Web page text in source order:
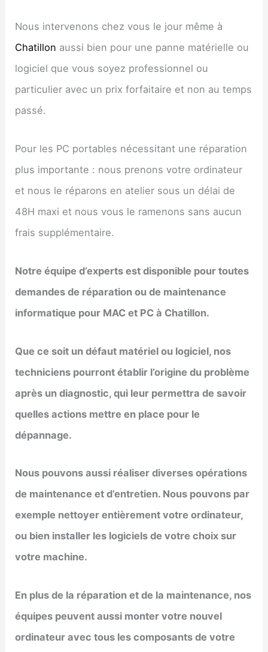
Nous intervenons chez vous le jour même à
Chatillon aussi bien pour une panne matérielle ou
logiciel que vous soyez professionnel ou
particulier avec un prix forfaitaire et non au temps
passé.
Pour les PC portables nécessitant une réparation
plus importante : nous prenons votre ordinateur
et nous le réparons en atelier sous un délai de
48H maxi et nous vous le ramenons sans aucun
frais supplémentaire.
Notre équipe d’experts est disponible pour toutes
demandes de réparation ou de maintenance
informatique pour MAC et PC à Chatillon.
Que ce soit un défaut matériel ou logiciel, nos
techniciens pourront établir l’origine du problème
après un diagnostic, qui leur permettra de savoir
quelles actions mettre en place pour le
dépannage.
Nous pouvons aussi réaliser diverses opérations
de maintenance et d’entretien. Nous pouvons par
exemple nettoyer entièrement votre ordinateur,
ou bien installer les logiciels de votre choix sur
votre machine.
En plus de la réparation et de la maintenance, nos
équipes peuvent aussi monter votre nouvel
ordinateur avec tous les composants de votre